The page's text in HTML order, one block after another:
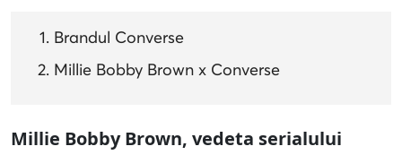
Brandul Converse
Millie Bobby Brown x Converse
Millie Bobby Brown, vedeta serialului